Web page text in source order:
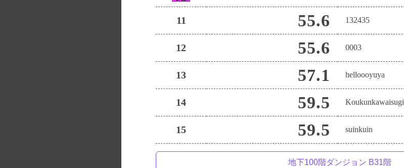
11 55.6 132435
12 55.6 0003
13 57.1 helloooyuya
14 59.5 Koukunkawaisugi
15 59.5 suinkuin
地下100階ダンジョン B31階